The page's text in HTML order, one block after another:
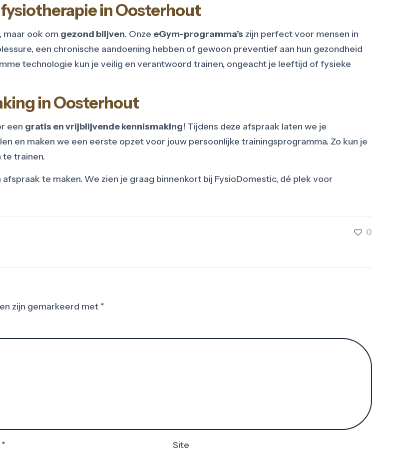
in Oosterhout
, maar ook om gezond blijven. Onze eGym-programma’s zijn perfect voor mensen in
een chronische aandoening hebben of gewoon preventief aan hun gezondheid
technologie kun je veilig en verantwoord trainen, ongeacht je leeftijd of fysieke
in Oosterhout
een gratis en vrijblijvende kennismaking! Tijdens deze afspraak laten we je
en maken we een eerste opzet voor jouw persoonlijke trainingsprogramma. Zo kun je
trainen.
te maken. We zien je graag binnenkort bij FysioDomestic, dé plek voor
0
zijn gemarkeerd met *
* Site